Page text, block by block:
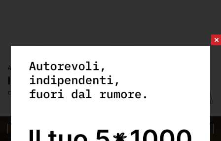
Esercizio #69 | Venerdì 17 Novembre 2023